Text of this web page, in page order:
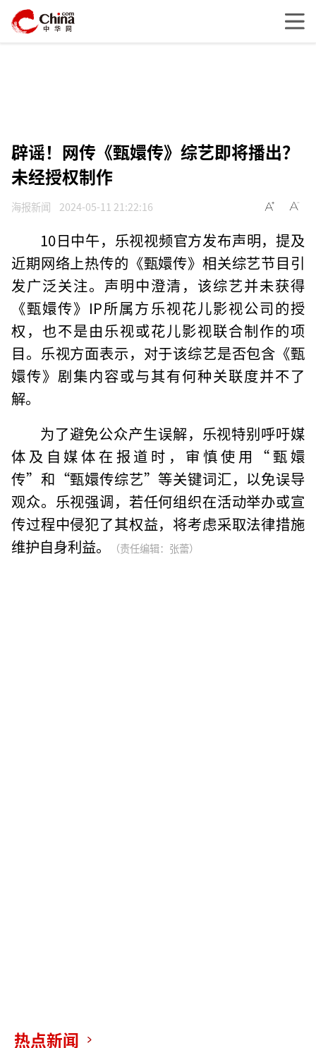
辟谣！网传《甄嬛传》综艺即将播出？
未经授权制作
海报新闻 2024-05-11 21:22:16
10日中午，乐视视频官方发布声明，提及
近期网络上热传的《甄嬛传》相关综艺节目引
发广泛关注。声明中澄清，该综艺并未获得
《甄嬛传》IP所属方乐视花儿影视公司的授
权，也不是由乐视或花儿影视联合制作的项
目。乐视方面表示，对于该综艺是否包含《甄
嬛传》剧集内容或与其有何种关联度并不了
解。
为了避免公众产生误解，乐视特别呼吁媒
体及自媒体在报道时，审慎使用“甄嬛
传”和“甄嬛传综艺”等关键词汇，以免误导
观众。乐视强调，若任何组织在活动举办或宣
传过程中侵犯了其权益，将考虑采取法律措施
维护自身利益。
（责任编辑：张蕾）
热点新闻